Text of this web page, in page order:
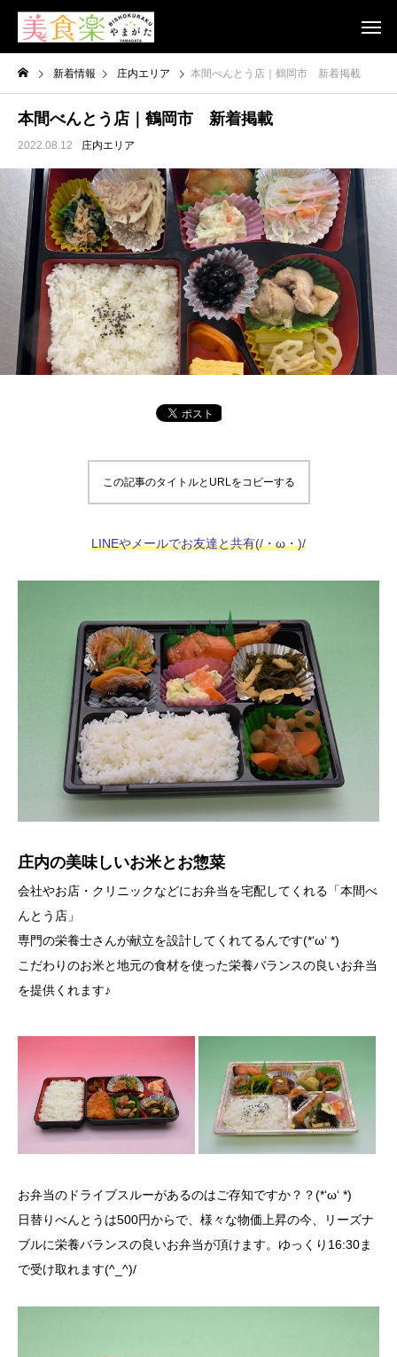
新着情報 庄内エリア 本間べんとう店｜鶴岡市 新着掲載
本間べんとう店｜鶴岡市 新着掲載
2022.08.12 庄内エリア
この記事のタイトルとURLをコピーする
LINEやメールでお友達と共有(/・ω・)/
庄内の美味しいお米とお惣菜
会社やお店・クリニックなどにお弁当を宅配してくれる「本間べ
んとう店」
専門の栄養士さんが献立を設計してくれてるんです(*‘ω‘ *)
こだわりのお米と地元の食材を使った栄養バランスの良いお弁当
を提供くれます♪
お弁当のドライブスルーがあるのはご存知ですか？？(*‘ω‘ *)
日替りべんとうは500円からで、様々な物価上昇の今、リーズナ
ブルに栄養バランスの良いお弁当が頂けます。ゆっくり16:30ま
で受け取れます(^_^)/